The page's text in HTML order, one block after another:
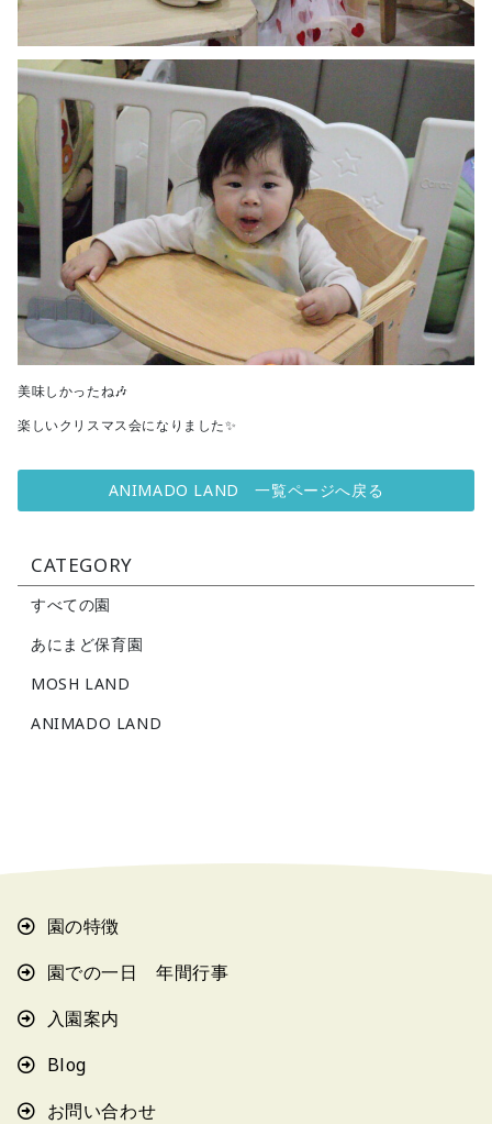
美味しかったね🎶
楽しいクリスマス会になりました✨
ANIMADO LAND 一覧ページへ戻る
CATEGORY
すべての園
あにまど保育園
MOSH LAND
ANIMADO LAND
園の特徴
園での一日 年間行事
入園案内
Blog
お問い合わせ